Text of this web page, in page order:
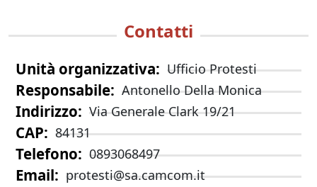
Contatti
Unità organizzativa Ufficio Protesti
Responsabile Antonello Della Monica
Indirizzo Via Generale Clark 19/21
CAP 84131
Telefono 0893068497
Email protesti@sa.camcom.it